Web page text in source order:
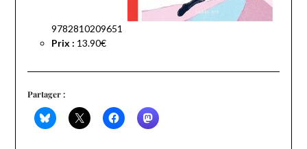
9782810209651
Prix : 13.90€
Partager :